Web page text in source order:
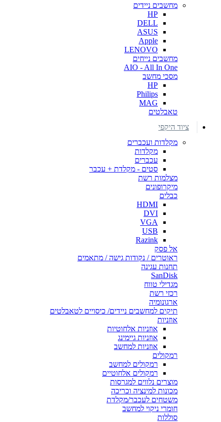
מחשבים ניידים
HP
DELL
ASUS
Apple
LENOVO
מחשבים נייחים
AIO - All In One
מסכי מחשב
HP
Philips
MAG
טאבלטים
ציוד היקפי
מקלדות ועכברים
מקלדות
עכברים
סטים - מקלדת + עכבר
מצלמות רשת
מיקרופונים
כבלים
HDMI
DVI
VGA
USB
Razink
אל פסק
ראוטרים / נקודות גישה / מתאמים
תחנות עגינה
SanDisk
מגדילי טווח
רכזי רשת
ארגונומיה
תיקים למחשבים ניידים/ כיסויים לטאבלטים
אוזניות
אוזניות אלחוטיות
אוזניות גיימינג
אוזניות למחשב
רמקולים
רמקולים למחשב
רמקולים אלחוטיים
מוצרים נלווים למגרסות
מכונות למינציה וכריכה
משטחים לעכבר/מקלדת
חומרי ניקוי למחשב
סוללות